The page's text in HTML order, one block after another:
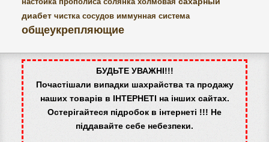
настойка прополиса солянка холмовая
диабет чистка сосудов иммунная система
общеукрепляющие
БУДЬТЕ УВАЖНІ!!!
Почастішали випадки шахрайства та продажу
наших товарів в ІНТЕРНЕТІ на інших сайтах.
Остерігайтеся підробок в інтернеті !!! Не
піддавайте себе небезпеки.